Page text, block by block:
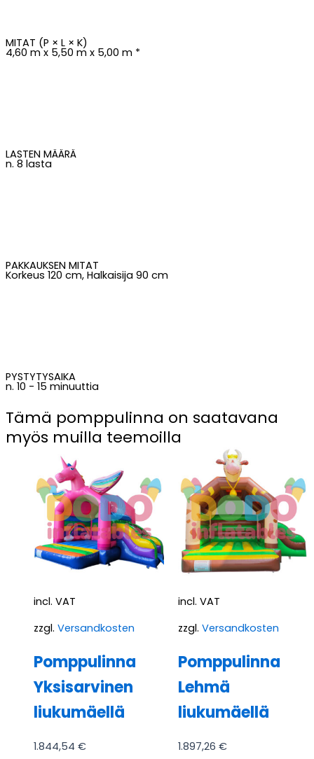
MITAT (P × L × K)
4,60 m x 5,50 m x 5,00 m *
LASTEN MÄÄRÄ
n. 8 lasta
PAKKAUKSEN MITAT
Korkeus 120 cm, Halkaisija 90 cm
PYSTYTYSAIKA
n. 10 - 15 minuuttia
Tämä pomppulinna on saatavana
myös muilla teemoilla
incl. VAT
zzgl. Versandkosten
Pomppulinna
Yksisarvinen
liukumäellä
1.844,54 €
incl. VAT
zzgl. Versandkosten
Pomppulinna
Lehmä
liukumäellä
1.897,26 €